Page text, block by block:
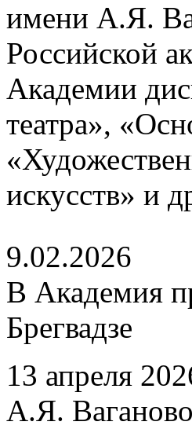
имени А.Я.
Российской
Академии
театра»,
искусств» и
9.02.2026
В Академия
Брегвадзе
13 апреля
А.Я.